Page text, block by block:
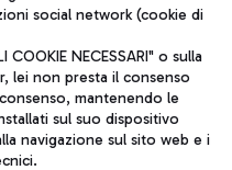
a direzione e
social network (cookie di
COOKIE NECESSARI" o sulla
lei non presta il consenso
mantenendo le
sul suo dispositivo
navigazione sul sito web e i